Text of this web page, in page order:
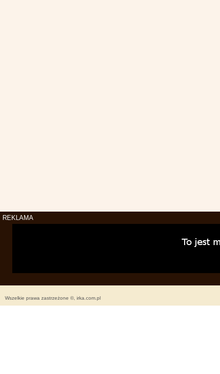
REKLAMA
Wszelkie prawa zastrzeżone ©, irka.com.pl